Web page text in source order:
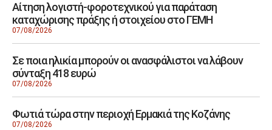
Αίτηση λογιστή-φοροτεχνικού για παράταση
καταχώρισης πράξης ή στοιχείου στο ΓΕΜΗ
07/08/2026
Σε ποια ηλικία μπορούν οι ανασφάλιστοι να λάβουν
σύνταξη 418 ευρώ
07/08/2026
Φωτιά τώρα στην περιοχή Ερμακιά της Κοζάνης
07/08/2026